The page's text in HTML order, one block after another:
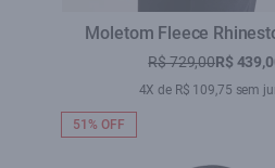
Moletom Fleece
R$ 729,00R$
4X de R$ 109,75 sem
51% OFF